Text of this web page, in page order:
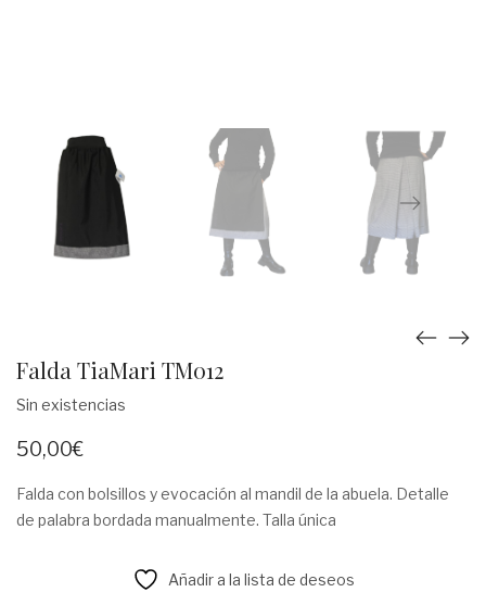
Falda TiaMari TM012
Sin existencias
50,00€
Falda con bolsillos y evocación al mandil de la abuela. Detalle
de palabra bordada manualmente. Talla única
Añadir a la lista de deseos